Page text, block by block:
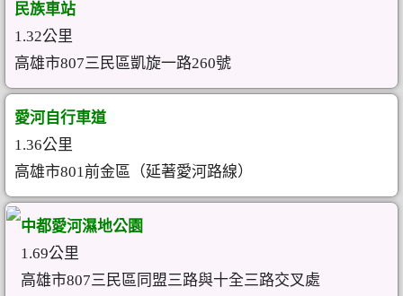
民族車站
1.32公里
高雄市807三民區凱旋一路260號
愛河自行車道
1.36公里
高雄市801前金區（延著愛河路線）
中都愛河濕地公園
1.69公里
高雄市807三民區同盟三路與十全三路交叉處